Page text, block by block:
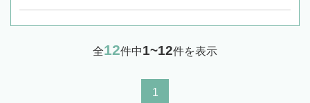
全12件中1~12件を表示
1